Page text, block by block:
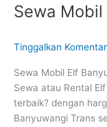
Sewa
Tinggalkan Komentar
Sewa Mobil Elf
Sewa atau Rental
terbaik? dengan
Banyuwangi Trans